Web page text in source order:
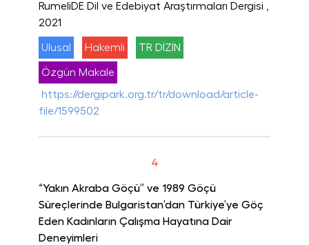
RumeliDE Dil ve Edebiyat Araştırmaları Dergisi
2021
Ulusal Hakemli TR DİZİN
Özgün Makale
https://dergipark.org.tr/tr/download/article-
file/1599502
4
“Yakın Akraba Göçü” ve 1989 Göçü
Süreçlerinde Bulgaristan’dan Türkiye’ye Göç
Eden Kadınların Çalışma Hayatına Dair
Deneyimleri